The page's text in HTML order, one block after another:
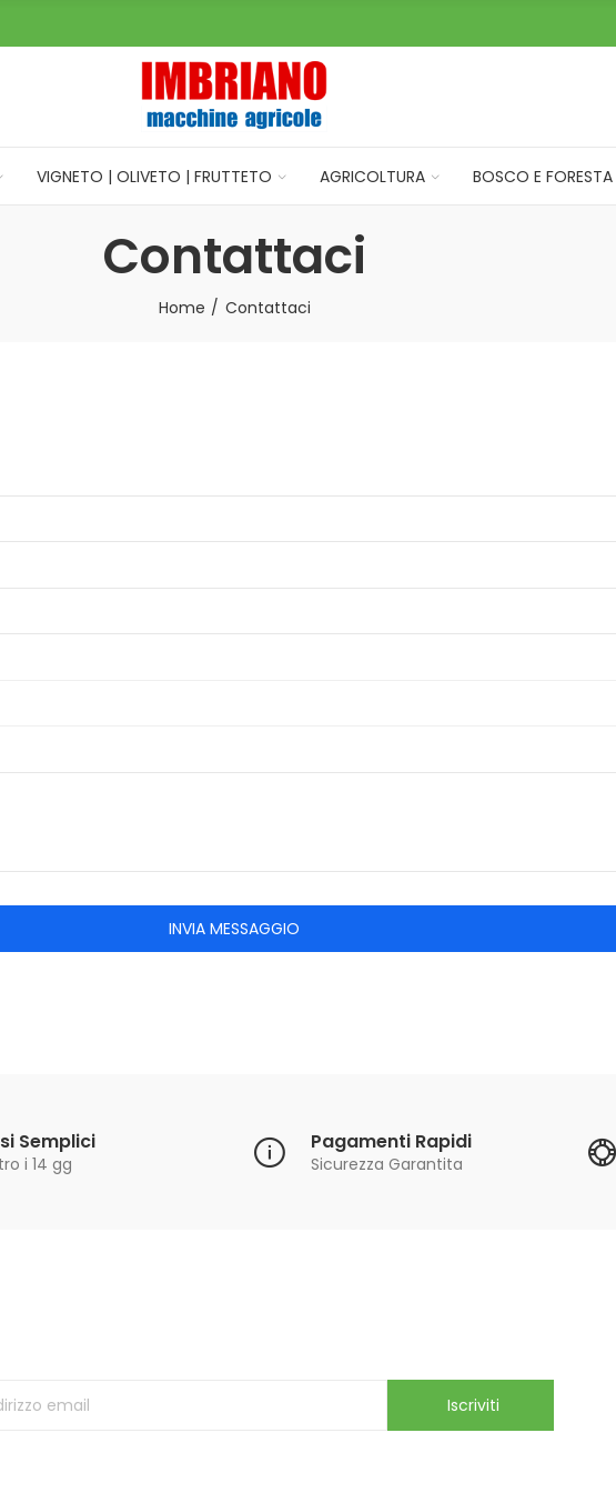
VIGNETO | OLIVETO | FRUTTETO AGRICOLTURA BOSCO E FORESTA
Contattaci
Home Contattaci
INVIA MESSAGGIO
Semplici
i 14 gg
Pagamenti Rapidi
Sicurezza Garantita
Iscriviti